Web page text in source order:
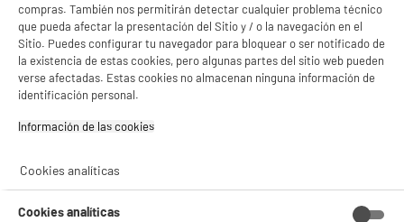
★★★★★
★★★★★
4.2/5(5 )
compare_product
Tipo de frio : Ventilado
Número de personas : 3
449€96
Pago aplazos
compras. También nos permitirán detectar cualquier problema técnico
que pueda afectar la presentación del Sitio y / o la navegación en el
Sitio. Puedes configurar tu navegador para bloquear o ser notificado de
la existencia de estas cookies, pero algunas partes del sitio web pueden
verse afectadas. Estas cookies no almacenan ninguna información de
identificación personal.
Información de las cookies‎
Cookies analíticas
Cookies analíticas